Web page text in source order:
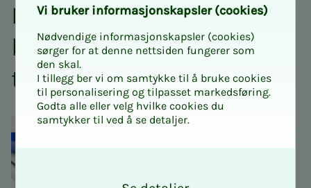
Me­tro­lo­­­gisk spor­­­bar ka­­­li­
bre­ring og kva­­­li­­­tets­­­kon­
troll av må­­le­ut­­­styr
Vi bru­­­ker in­­­for­­­ma­­­sjons­­­kaps­­­­­ler (cookies)
Nødvendige informasjonskapsler (cookies)
sørger for at denne nettsiden fungerer som
den skal.
I tillegg ber vi om samtykke til å bruke cookies
til personalisering og tilpasset markedsføring.
Godta alle eller velg hvilke cookies du
samtykker til ved å se detaljer.